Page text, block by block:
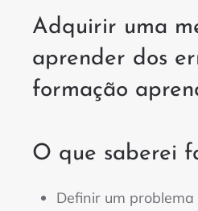
Adquirir uma
aprender dos
formação
O que saberei
Definir um